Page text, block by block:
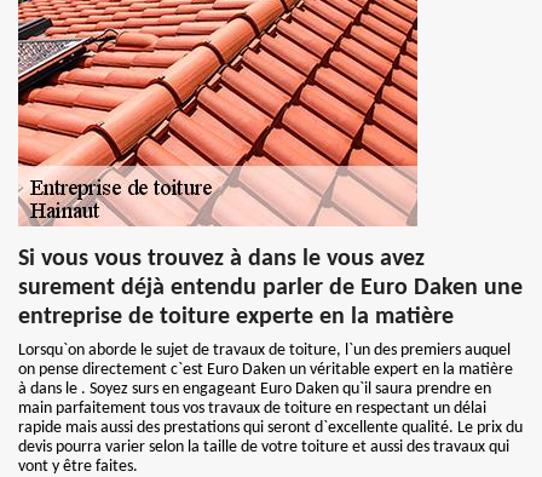
Si vous vous trouvez à dans le vous avez
surement déjà entendu parler de Euro Daken une
entreprise de toiture experte en la matière
Lorsqu`on aborde le sujet de travaux de toiture, l`un des premiers auquel
on pense directement c`est Euro Daken un véritable expert en la matière
à dans le . Soyez surs en engageant Euro Daken qu`il saura prendre en
main parfaitement tous vos travaux de toiture en respectant un délai
rapide mais aussi des prestations qui seront d`excellente qualité. Le prix du
devis pourra varier selon la taille de votre toiture et aussi des travaux qui
vont y être faites.